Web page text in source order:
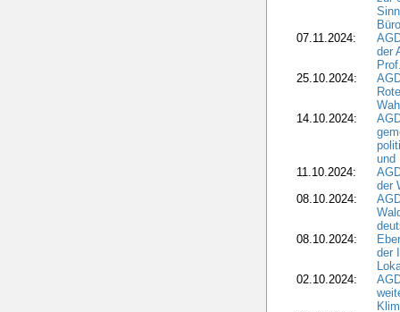
07.11.2024:
der
25.10.2024:
14.10.2024:
und
11.10.2024:
der
08.10.2024:
08.10.2024:
der
02.10.2024: